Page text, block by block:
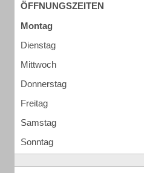
ÖFFNUNGSZEITEN
Montag
Dienstag
Mittwoch
Donnerstag
Freitag
Samstag
Sonntag